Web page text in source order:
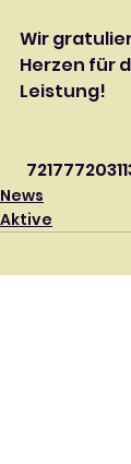
Wir
Herzen für
Leistung!
News
Aktive